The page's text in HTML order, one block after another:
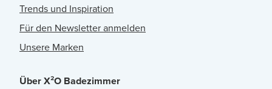
Trends und Inspiration
Für den Newsletter anmelden
Unsere Marken
Über X²O Badezimmer